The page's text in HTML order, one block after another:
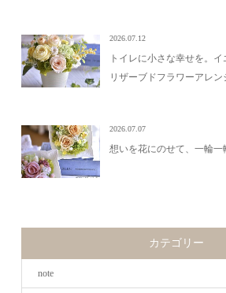
2026.07.12
トイレに小さな幸せを。
リザーブドフラワーアレン
2026.07.07
想いを花にのせて、一輪一
カテゴリー
note